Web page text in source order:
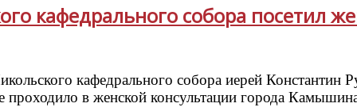
кафедрального собора посетил
кафедрального собора иерей
проходило в женской консультации города